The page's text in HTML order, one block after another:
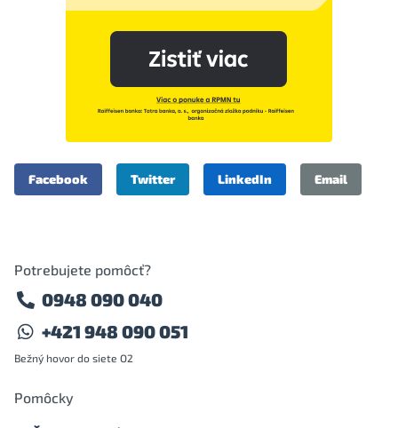
Facebook Twitter LinkedIn Email
Potrebujete pomôcť?
0948 090 040
+421 948 090 051
Bežný hovor do siete O2
Pomôcky